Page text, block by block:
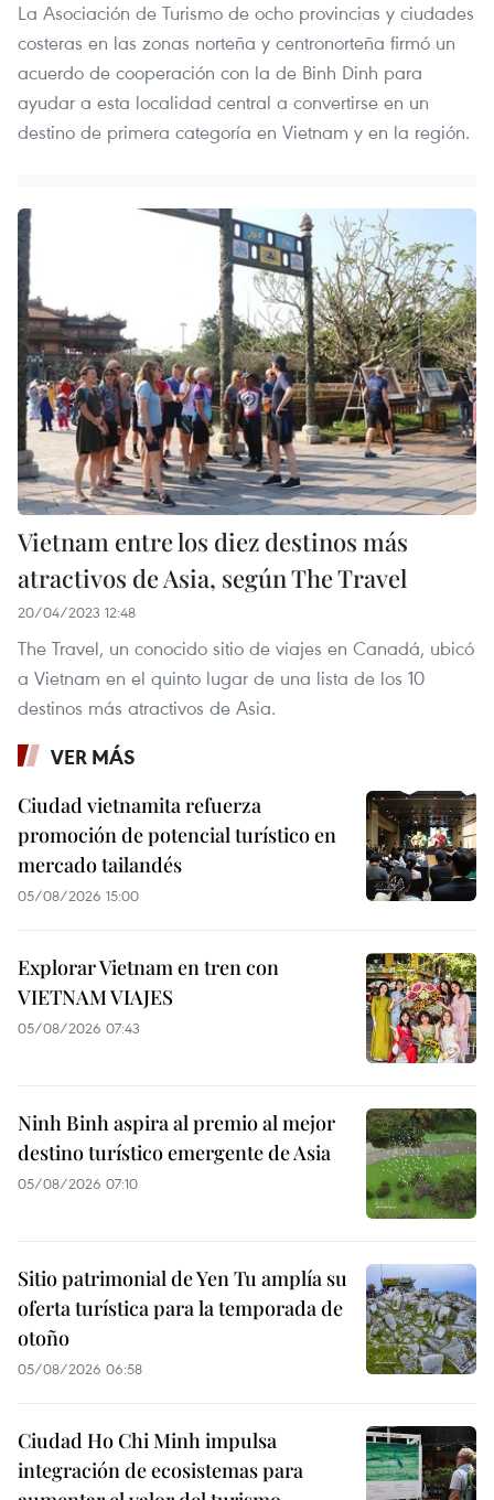
La Asociación de Turismo de ocho provincias y ciudades
costeras en las zonas norteña y centronorteña firmó un
acuerdo de cooperación con la de Binh Dinh para
ayudar a esta localidad central a convertirse en un
destino de primera categoría en Vietnam y en la región.
Vietnam entre los diez destinos más
atractivos de Asia, según The Travel
20/04/2023 12:48
The Travel, un conocido sitio de viajes en Canadá, ubicó
a Vietnam en el quinto lugar de una lista de los 10
destinos más atractivos de Asia.
VER MÁS
Ciudad vietnamita refuerza
promoción de potencial turístico en
mercado tailandés
05/08/2026 15:00
Explorar Vietnam en tren con
VIETNAM VIAJES
05/08/2026 07:43
Ninh Binh aspira al premio al mejor
destino turístico emergente de Asia
05/08/2026 07:10
Sitio patrimonial de Yen Tu amplía su
oferta turística para la temporada de
otoño
05/08/2026 06:58
Ciudad Ho Chi Minh impulsa
integración de ecosistemas para